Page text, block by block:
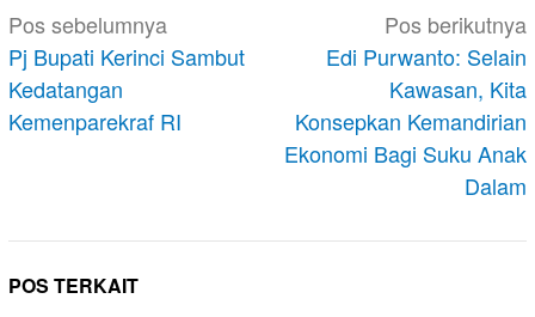
Navigasi
pos
Pos sebelumnya
Pj Bupati Kerinci Sambut
Kedatangan
Kemenparekraf RI
Pos berikutnya
Edi Purwanto: Selain
Kawasan, Kita
Konsepkan Kemandirian
Ekonomi Bagi Suku Anak
Dalam
POS TERKAIT